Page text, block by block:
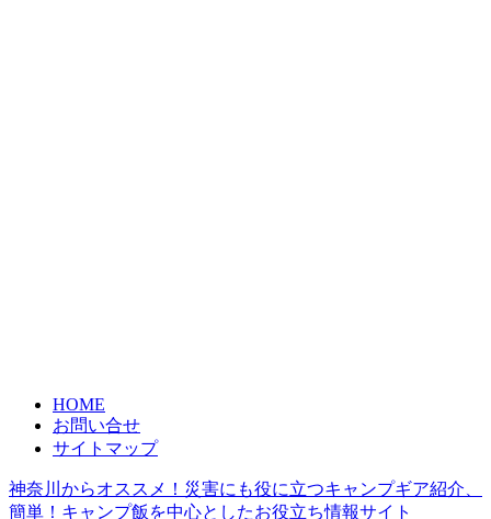
HOME
お問い合せ
サイトマップ
神奈川からオススメ！災害にも役に立つキャンプギア紹介、
簡単！キャンプ飯を中心としたお役立ち情報サイト